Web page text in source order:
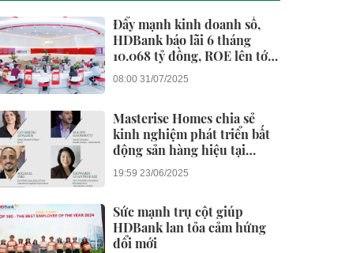
Đẩy mạnh kinh doanh số,
HDBank báo lãi 6 tháng
10.068 tỷ đồng, ROE lên tới
26,5%
08:00 31/07/2025
Masterise Homes chia sẻ
kinh nghiệm phát triển bất
động sản hàng hiệu tại
Branded Residences Forum
Asia 2025
19:59 23/06/2025
Sức mạnh trụ cột giúp
HDBank lan tỏa cảm hứng
đổi mới